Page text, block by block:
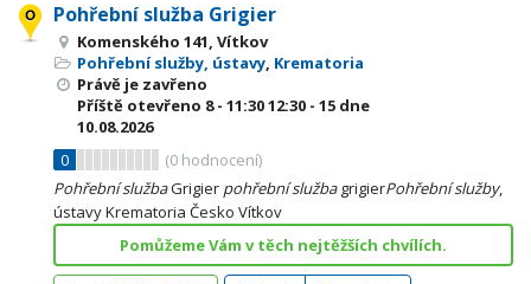
Pohřební služba Grigier
Komenského 141, Vítkov
Pohřební služby, ústavy, Krematoria
Právě je zavřeno
Příště otevřeno 8 - 11:3012:30 - 15 dne
10.08.2026
0
(0 hodnocení)
PohřebníslužbaGrigier pohřebníslužbagrigierPohřebníslužby,
ústavy Krematoria Česko Vítkov
Pomůžeme Vám v těch nejtěžších chvílích.